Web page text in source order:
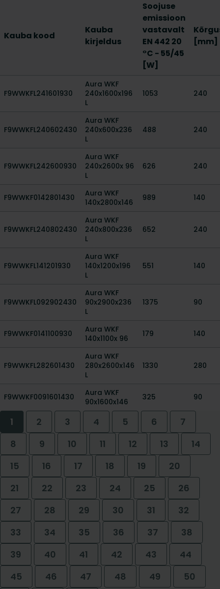
Kauba kood
Kauba
kirjeldus
Soojuse
emissioon
vastavalt
EN 442 20
°C - 55/45
[W]
[mm]
F9WWKFL241601930
Aura WKF
240x1600x196
L
1053 240
F9WWKFL240602430
Aura WKF
240x600x236
L
488 240
F9WWKFL242600930
Aura WKF
240x2600x 96
L
626 240
F9WWKF0142801430
Aura WKF
140x2800x146
989 140
F9WWKFL240802430
Aura WKF
240x800x236
L
652 240
F9WWKFL141201930
Aura WKF
140x1200x196
L
551 140
F9WWKFL092902430
Aura WKF
90x2900x236
L
1375 90
F9WWKF0141100930
Aura WKF
140x1100x 96
179 140
F9WWKFL282601430
Aura WKF
280x2600x146
L
1330 280
F9WWKF0091601430
Aura WKF
90x1600x146
325 90
1 2 3 4 5 6
7
8
9 10 11 12 13
14
15
16 17 18 19
20
21
22 23 24 25
26
27
28 29 30 31
32
33
34 35 36 37
38
39
40 41 42 43
44
45
46 47 48 49
50